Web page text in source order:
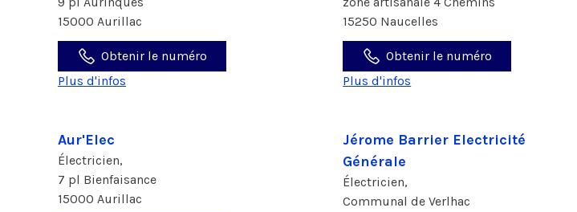
15000 Aurillac
Obtenir le numéro
Plus d'infos
15250 Naucelles
Obtenir le numéro
Plus d'infos
Aur'Elec
Électricien,
7 pl Bienfaisance
15000 Aurillac
Jérome Barrier Electricité
Générale
Électricien,
Communal de Verlhac